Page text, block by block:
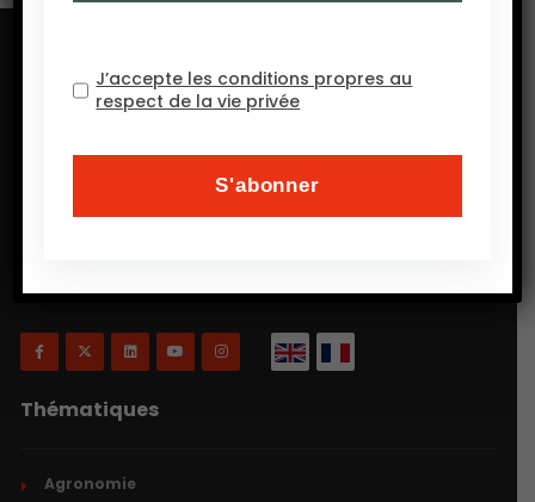
Will Agri est un blog consacré à l’agriculture, plus
précisément, comme on a coutume de dire
Thématiques
Agronomie
J’accepte les conditions propres au
respect de la vie privée